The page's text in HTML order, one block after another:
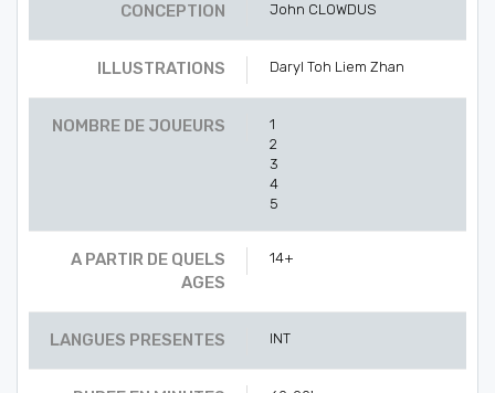
CONCEPTION John CLOWDUS
ILLUSTRATIONS Daryl Toh Liem Zhan
NOMBRE DE JOUEURS
1
2
3
4
5
A PARTIR DE QUELS
AGES
14+
LANGUES PRESENTES INT